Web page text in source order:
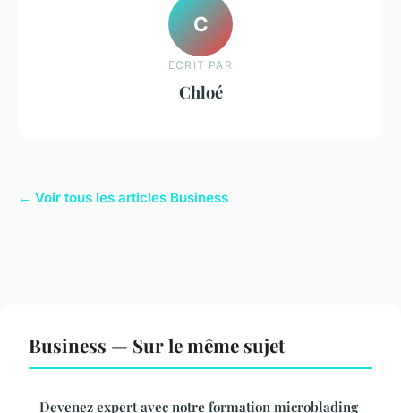
C
ECRIT PAR
Chloé
← Voir tous les articles Business
Business — Sur le même sujet
Devenez expert avec notre formation microblading